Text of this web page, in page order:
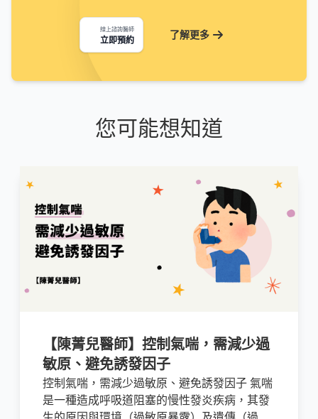
線上諮詢醫師
立即預約 了解更多
您可能想知道
【陳菁兒醫師】控制氣喘，需減少過
敏原、避免誘發因子
控制氣喘，需減少過敏原、避免誘發因子 氣喘
是一種造成呼吸道阻塞的慢性發炎疾病，其發